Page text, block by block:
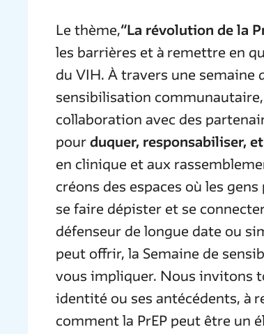
Le thème,“La révolution de la
les barrières et à remettre en
du VIH. À travers une
sensibilisation
collaboration avec des
pour duquer, responsabiliser,
en clinique et aux
créons des espaces où les
se faire dépister et se
défenseur de longue date ou
peut offrir, la Semaine de
vous impliquer. Nous invitons
identité ou ses antécédents, à
comment la PrEP peut être un